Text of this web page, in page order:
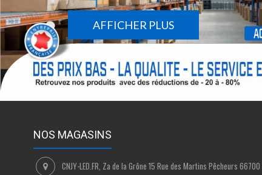
AFFICHER PLUS
NOS MAGASINS
CNJY-LED.FR, Za de la Grône 15 Rue des Martins Pêcheurs 66700